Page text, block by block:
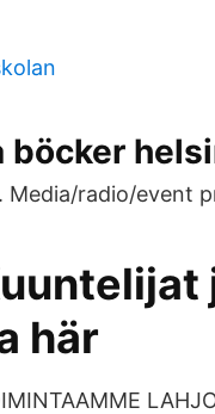
Media/radio/event
här